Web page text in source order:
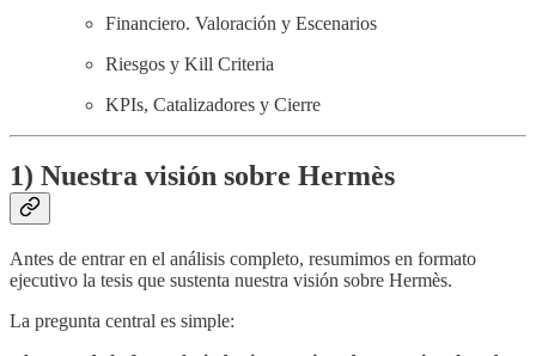
Financiero. Valoración y Escenarios
Riesgos y Kill Criteria
KPIs, Catalizadores y Cierre
1) Nuestra visión sobre Hermès
Antes de entrar en el análisis completo, resumimos en formato
ejecutivo la tesis que sustenta nuestra visión sobre Hermès.
La pregunta central es simple: